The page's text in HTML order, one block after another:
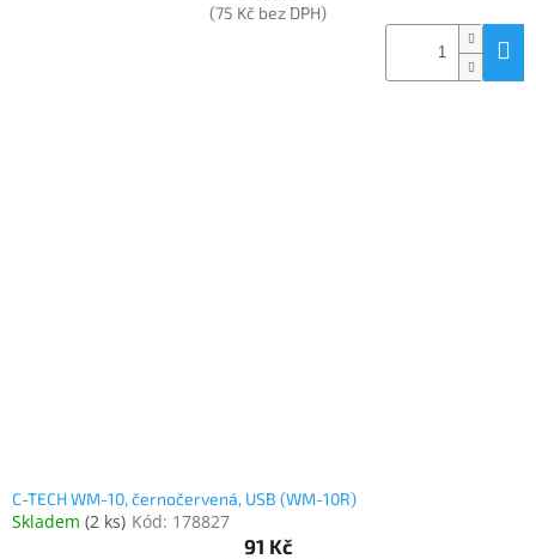
(75 Kč bez DPH)
C-TECH WM-10, černočervená, USB (WM-10R)
Skladem (2 ks) Kód: 178827
91 Kč